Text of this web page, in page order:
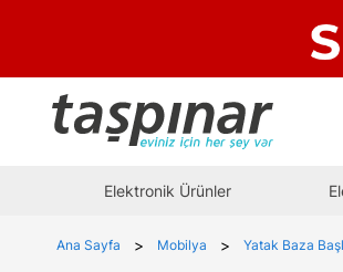
Elektronik Ürünler
Ana Sayfa > Mobilya > Yatak Baza